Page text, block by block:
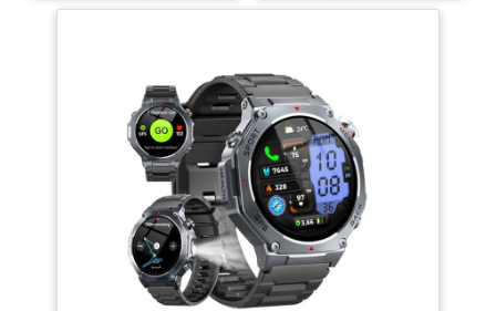
sommeil… Fonctions
météo, Connect IQ ,
détection d’incident et
assistance…
tels que les zones urbaines ou
escarpées Multisports : plus de
50 profils d’activité dont le trail,
natation, course à pied, vélo,
randonnée, ski, aviron, surf,
escalade en salle mais
également la course à obstacles
et bien plus encore Suivi santé :
la fréquence cardiaque, rapport
matinal, statut VFC, oxymètres
de pouls, Body Battery, le
niveau de stress et de
sommeil… Fonctions connectées
: Garmin Pay, suivi des appels
course à pied, le vélo, la
randonnée, la musculation et
bien plus encore Suivi santé : la
fréquence cardiaque, rapport
matinal, statut VFC, oxymètres
de pouls, Body Battery, le
niveau de stress et de
sommeil… Fonctions connectées
: suivi des appels et SMS,
météo, Connect IQ , détection
d’incident et assistance…